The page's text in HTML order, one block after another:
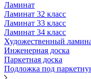
Ламинат
Ламинат 32 класс
Ламинат 33 класс
Ламинат 34 класс
Художественный
Инженерная доска
Паркетная доска
Подложка под